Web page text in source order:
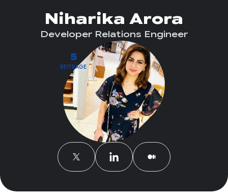
5
BEITRÄGE
Niharika Arora
Developer Relations Engineer